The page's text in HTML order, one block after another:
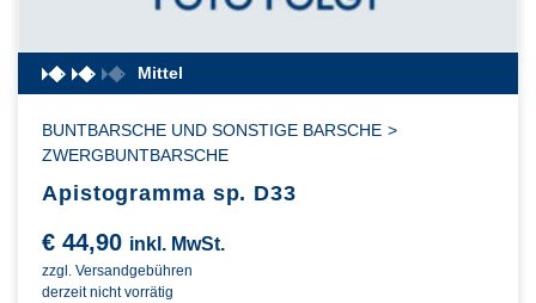
Mittel
BUNTBARSCHE UND SONSTIGE BARSCHE >
ZWERGBUNTBARSCHE
Apistogramma sp. D33
€ 44,90 inkl. MwSt.
zzgl. Versandgebühren
derzeit nicht vorrätig